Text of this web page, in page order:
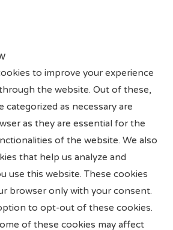
to improve your experience
the website. Out of these,
categorized as necessary are
as they are essential for the
of the website. We also
that help us analyze and
use this website. These cookies
browser only with your consent.
to opt-out of these cookies.
of these cookies may affect